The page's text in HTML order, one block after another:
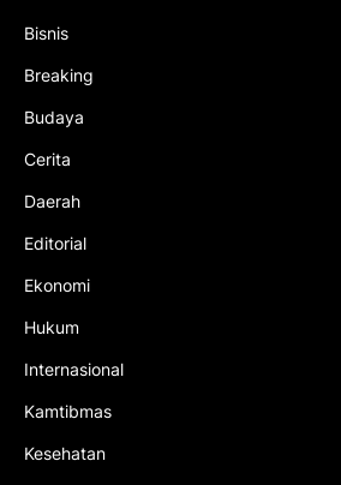
Bisnis
Breaking
Budaya
Cerita
Daerah
Editorial
Ekonomi
Hukum
Internasional
Kamtibmas
Kesehatan